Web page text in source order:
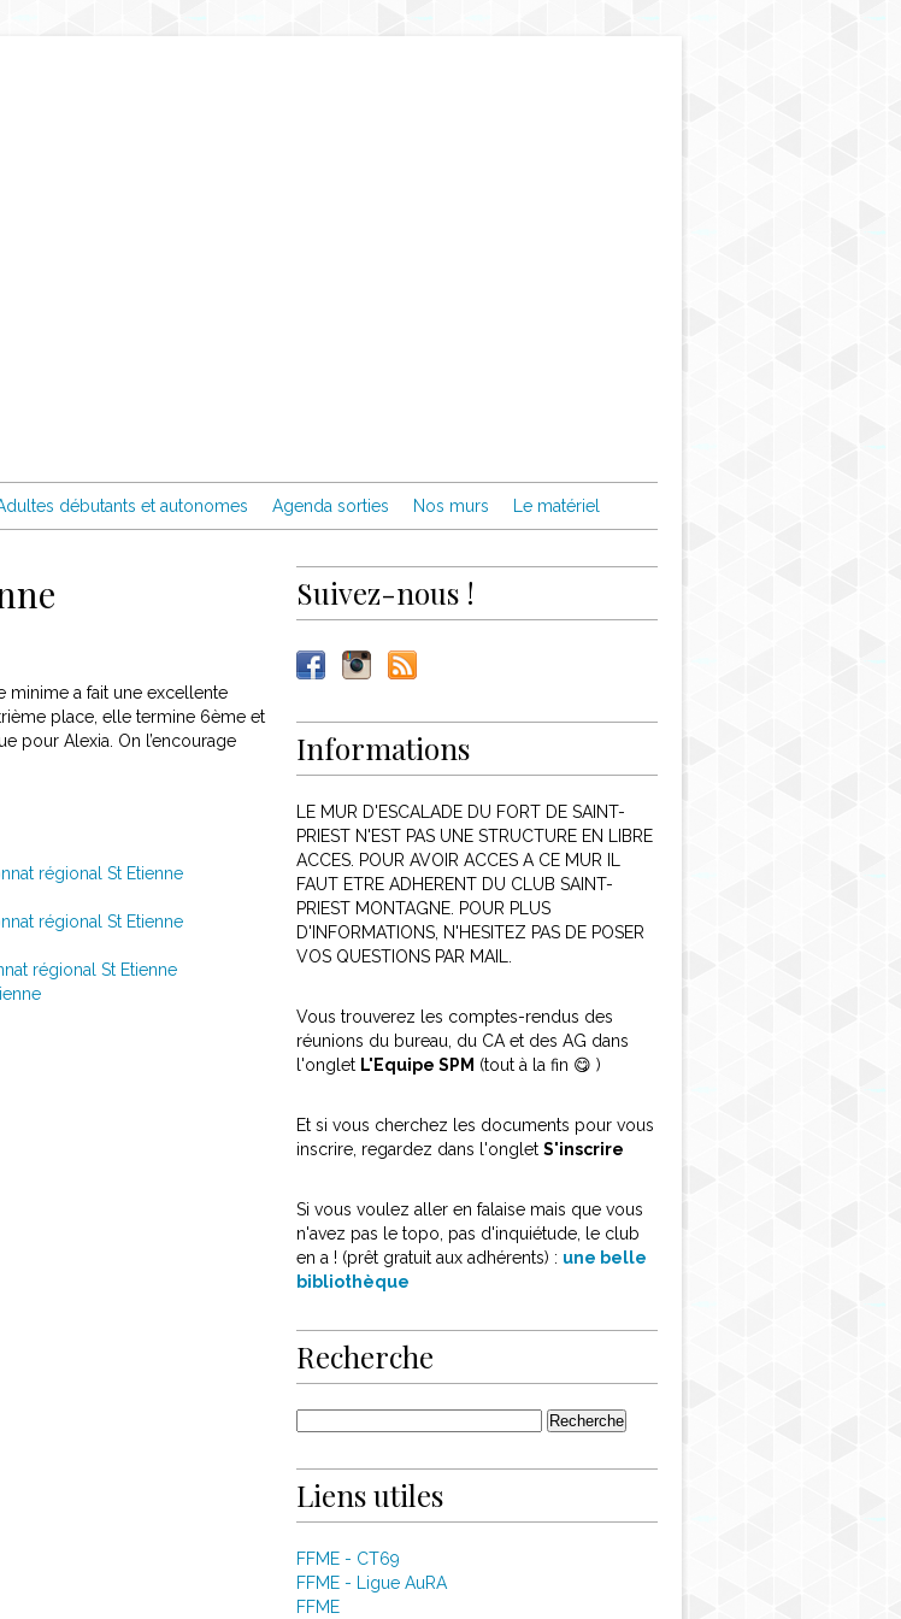
débutants et autonomes Agenda sorties Nos murs Le matériel
minime a fait une excellente
place, elle termine 6ème et
pour Alexia. On l’encourage
Suivez-nous !
Informations
LE MUR D'ESCALADE DU FORT DE SAINT-
PRIEST N'EST PAS UNE STRUCTURE EN LIBRE
ACCES. POUR AVOIR ACCES A CE MUR IL
FAUT ETRE ADHERENT DU CLUB SAINT-
PRIEST MONTAGNE. POUR PLUS
D'INFORMATIONS, N'HESITEZ PAS DE POSER
VOS QUESTIONS PAR MAIL.
Vous trouverez les comptes-rendus des
réunions du bureau, du CA et des AG dans
l'onglet L'Equipe SPM (tout à la fin 😋 )
Et si vous cherchez les documents pour vous
inscrire, regardez dans l'onglet S'inscrire
Si vous voulez aller en falaise mais que vous
n'avez pas le topo, pas d'inquiétude, le club
en a ! (prêt gratuit aux adhérents) : une belle
bibliothèque
Recherche
Liens utiles
FFME - CT69
FFME - Ligue AuRA
FFME